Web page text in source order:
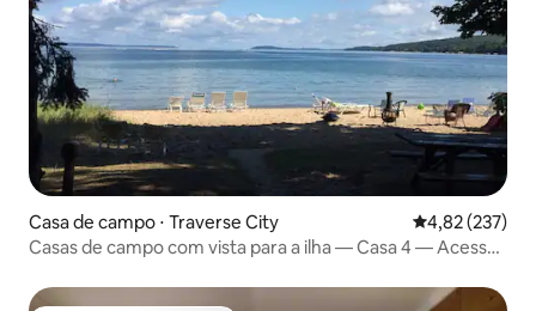
Casa de campo ⋅ Traverse City 4,82 de uma
4,82 (237)
Casas de campo com vista para a ilha — Casa 4 — Acesso